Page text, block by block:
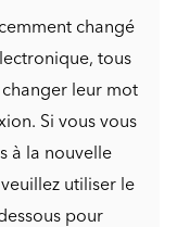
changé
tous
leur mot
Si vous vous
à la nouvelle
utiliser le
pour